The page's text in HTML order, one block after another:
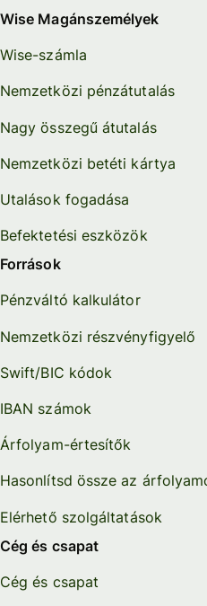
Wise Magánszemélyek
Wise-számla
Nemzetközi pénzátutalás
Nagy összegű átutalás
Nemzetközi betéti kártya
Utalások fogadása
Befektetési eszközök
Források
Pénzváltó kalkulátor
Nemzetközi részvényfigyelő
Swift/BIC kódok
IBAN számok
Árfolyam-értesítők
Hasonlítsd össze az
Elérhető szolgáltatások
Cég és csapat
Cég és csapat